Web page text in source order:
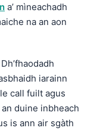
a’ mìneachadh
na an aon
iarainn
call fuilt agus
duine inbheach
is ann air sgàth